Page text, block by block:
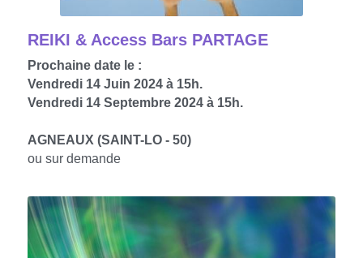
REIKI & Access Bars PARTAGE
Prochaine date le :
Vendredi 14 Juin 2024 à 15h.
Vendredi 14 Septembre 2024 à 15h.
AGNEAUX (SAINT-LO - 50)
ou sur demande